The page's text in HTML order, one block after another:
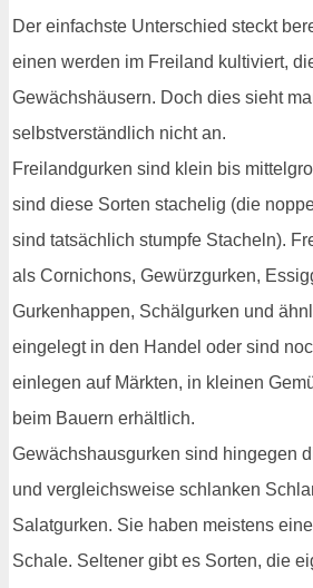
Der einfachste Unterschied steckt
einen werden im Freiland kultiviert,
Gewächshäusern. Doch dies sieht
selbstverständlich nicht an.
Freilandgurken sind klein bis
sind diese Sorten stachelig (die
sind tatsächlich stumpfe Stacheln).
als Cornichons, Gewürzgurken,
Gurkenhappen, Schälgurken und
eingelegt in den Handel oder sind
einlegen auf Märkten, in kleinen
beim Bauern erhältlich.
Gewächshausgurken sind hingegen
und vergleichsweise schlanken
Salatgurken. Sie haben meistens
Schale. Seltener gibt es Sorten, die